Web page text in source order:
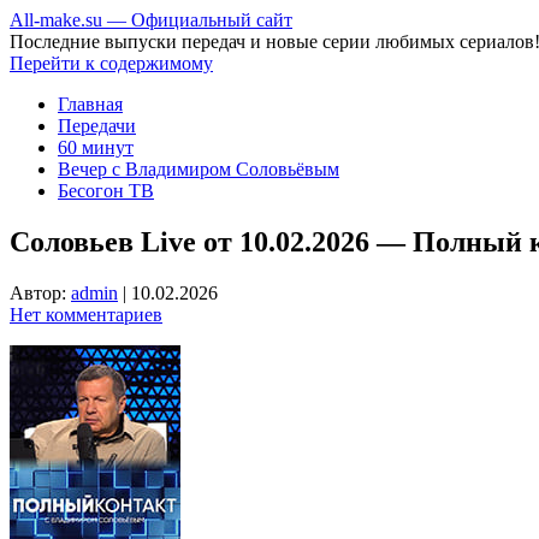
All-make.su — Официальный сайт
Последние выпуски передач и новые серии любимых сериалов!
Перейти к содержимому
Главная
Передачи
60 минут
Вечер с Владимиром Соловьёвым
Бесогон ТВ
Соловьев Live от 10.02.2026 — Полный
Автор: admin | 10.02.2026
Нет комментариев